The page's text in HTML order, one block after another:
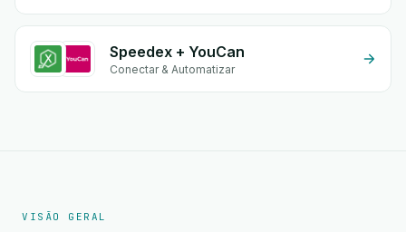
Speedex + YouCan
Conectar & Automatizar
VISÃO GERAL